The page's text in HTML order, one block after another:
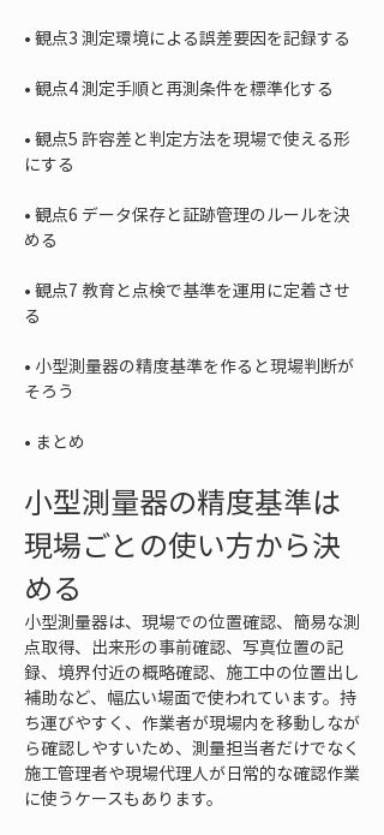
•
•
• 観点5 許容差と判定方法を現場で使える形
• 観点6 データ保存と証跡管理のルールを決
• 観点7 教育と点検で基準を運用に定着させ
• 小型測量器の精度基準を作ると現場判断が
• まとめ
小型測量器の精度基準は
現場ごとの使い方から決
める
小型測量器は、現場での位置確認、簡易な測
点取得、出来形の事前確認、写真位置の記
録、境界付近の概略確認、施工中の位置出し
補助など、幅広い場面で使われています。持
ち運びやすく、作業者が現場内を移動しなが
ら確認しやすいため、測量担当者だけでなく
施工管理者や現場代理人が日常的な確認作業
に使うケースもあります。